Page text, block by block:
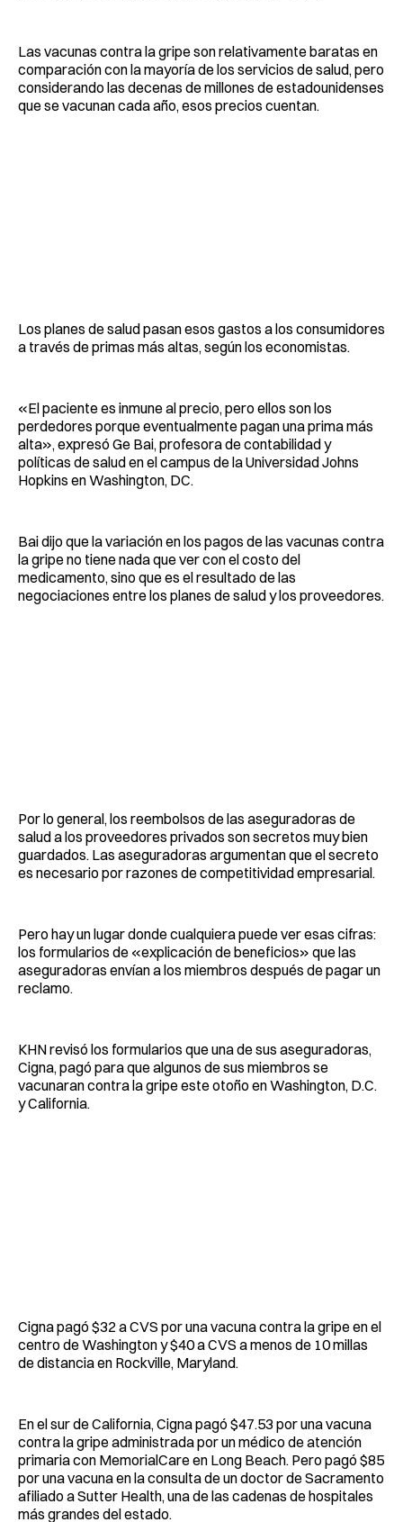
Las vacunas contra la gripe son relativamente baratas en
comparación con la mayoría de los servicios de salud, pero
considerando las decenas de millones de estadounidenses
que se vacunan cada año, esos precios cuentan.
Los planes de salud pasan esos gastos a los consumidores
a través de primas más altas, según los economistas.
«El paciente es inmune al precio, pero ellos son los
perdedores porque eventualmente pagan una prima más
alta», expresó Ge Bai, profesora de contabilidad y
políticas de salud en el campus de la Universidad Johns
Hopkins en Washington, DC.
Bai dijo que la variación en los pagos de las vacunas contra
la gripe no tiene nada que ver con el costo del
medicamento, sino que es el resultado de las
negociaciones entre los planes de salud y los proveedores.
Por lo general, los reembolsos de las aseguradoras de
salud a los proveedores privados son secretos muy bien
guardados. Las aseguradoras argumentan que el secreto
es necesario por razones de competitividad empresarial.
Pero hay un lugar donde cualquiera puede ver esas cifras:
los formularios de «explicación de beneficios» que las
aseguradoras envían a los miembros después de pagar un
reclamo.
KHN revisó los formularios que una de sus aseguradoras,
Cigna, pagó para que algunos de sus miembros se
vacunaran contra la gripe este otoño en Washington, D.C.
y California.
Cigna pagó $32 a CVS por una vacuna contra la gripe en el
centro de Washington y $40 a CVS a menos de 10 millas
de distancia en Rockville, Maryland.
En el sur de California, Cigna pagó $47.53 por una vacuna
contra la gripe administrada por un médico de atención
primaria con MemorialCare en Long Beach. Pero pagó $85
por una vacuna en la consulta de un doctor de Sacramento
afiliado a Sutter Health, una de las cadenas de hospitales
más grandes del estado.